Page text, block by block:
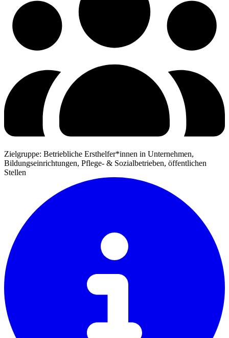
Zielgruppe: Betriebliche Ersthelfer*innen in Unternehmen,
Bildungseinrichtungen, Pflege- & Sozialbetrieben, öffentlichen
Stellen